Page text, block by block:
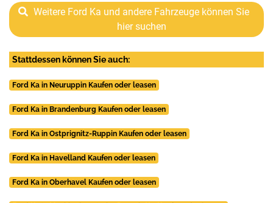
Weitere Ford Ka und andere Fahrzeuge können Sie
hier suchen
Stattdessen können Sie auch:
Ford Ka in Neuruppin Kaufen oder leasen
Ford Ka in Brandenburg Kaufen oder leasen
Ford Ka in Ostprignitz-Ruppin Kaufen oder leasen
Ford Ka in Havelland Kaufen oder leasen
Ford Ka in Oberhavel Kaufen oder leasen